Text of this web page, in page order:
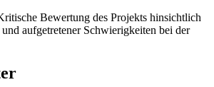
Bewertung des Projekts hinsichtlich
aufgetretener Schwierigkeiten bei der